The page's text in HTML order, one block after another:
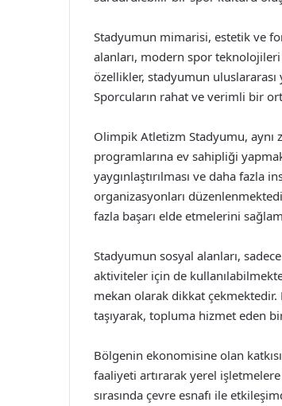
Stadyumun mimarisi, estetik ve
alanları, modern spor
özellikler, stadyumun uluslararası
Sporcuların rahat ve verimli bir
Olimpik Atletizm Stadyumu, aynı
programlarına ev sahipliği
yaygınlaştırılması ve daha fazla
organizasyonları
fazla başarı elde etmelerini
Stadyumun sosyal alanları,
aktiviteler için de
mekan olarak dikkat
taşıyarak, topluma hizmet eden
Bölgenin ekonomisine olan
faaliyeti artırarak yerel
sırasında çevre esnafı ile